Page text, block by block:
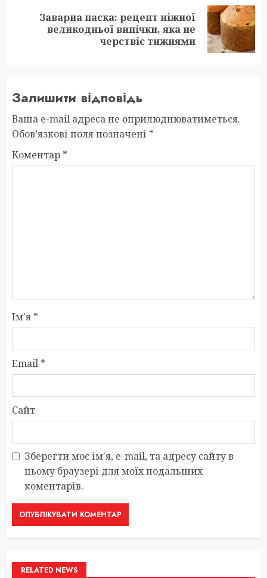
Заварна паска: рецепт ніжної
великодньої випічки, яка не
черствіє тижнями
Залишити відповідь
Ваша e-mail адреса не оприлюднюватиметься.
Обов’язкові поля позначені *
Коментар *
Ім'я *
Email *
Сайт
Зберегти моє ім'я, e-mail, та адресу сайту в
цьому браузері для моїх подальших
коментарів.
RELATED NEWS